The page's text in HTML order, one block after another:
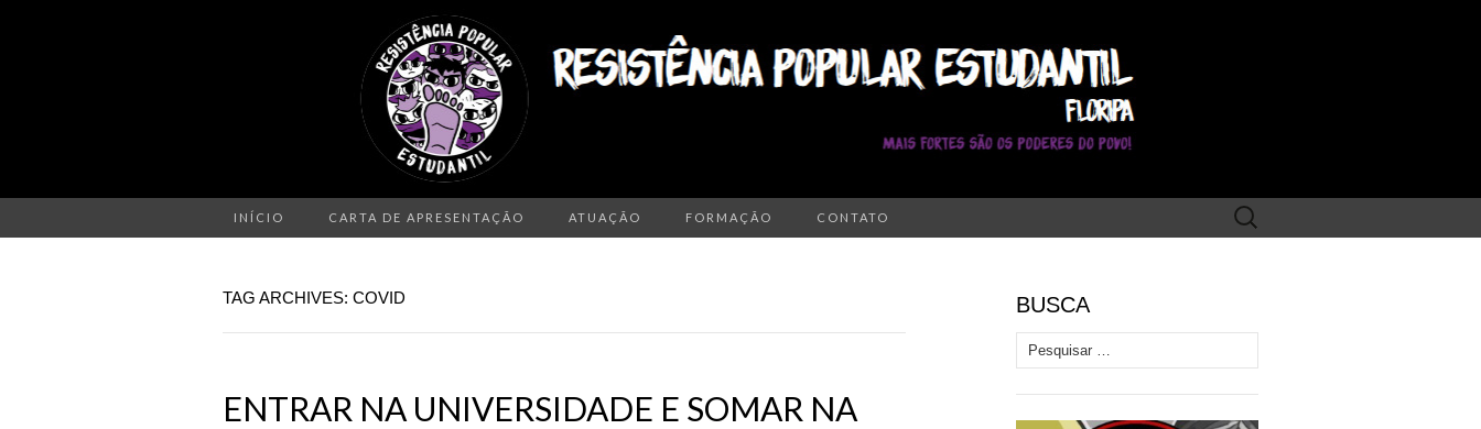
INÍCIO CARTA DE APRESENTAÇÃO ATUAÇÃO FORMAÇÃO CONTATO
Pesquisar
por:
TAG ARCHIVES: COVID
ENTRAR NA UNIVERSIDADE E SOMAR NA
BUSCA
Pesquisar por: